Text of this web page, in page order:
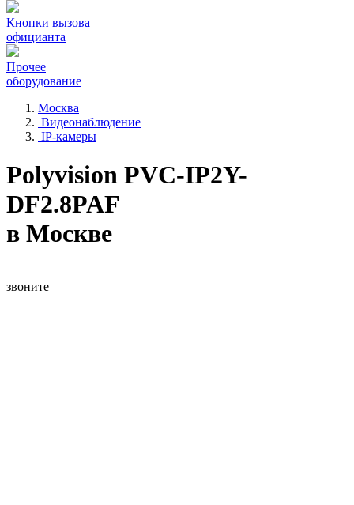
Кнопки вызова
официанта
Прочее
оборудование
Москва
Видеонаблюдение
IP-камеры
Polyvision PVC-IP2Y-
DF2.8PAF
в Москве
звоните